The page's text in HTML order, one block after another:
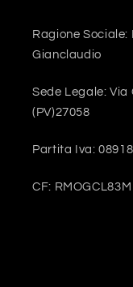
Ragione Sociale:
Gianclaudio
Sede Legale: Via
(PV)27058
Partita Iva:
CF: